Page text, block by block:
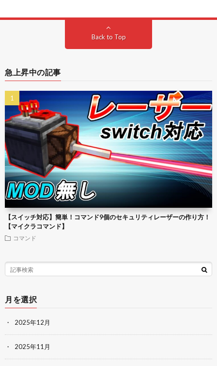
Back to Top
急上昇中の記事
【スイッチ対応】簡単！コマンド9個のセキュリティレーザーの作り方！
【マイクラコマンド】
コマンド
月を選択
2025年12月
2025年11月